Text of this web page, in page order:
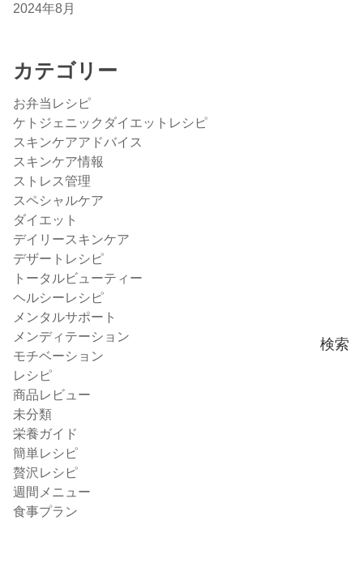
検索
2024年8月
カテゴリー
お弁当レシピ
ケトジェニックダイエットレシピ
スキンケアアドバイス
スキンケア情報
ストレス管理
スペシャルケア
ダイエット
デイリースキンケア
デザートレシピ
トータルビューティー
ヘルシーレシピ
メンタルサポート
メンディテーション
モチベーション
レシピ
商品レビュー
未分類
栄養ガイド
簡単レシピ
贅沢レシピ
週間メニュー
食事プラン